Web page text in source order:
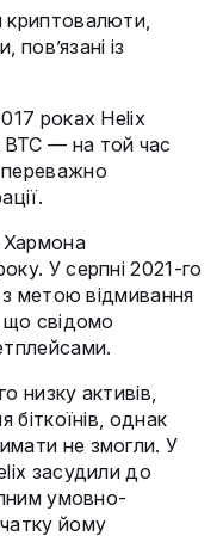
криптовалюти,
пов’язані із
роках Helix
— на той час
Хармона
У серпні 2021-го
з метою відмивання
що свідомо
низку активів,
біткоїнів, однак
не змогли. У
засудили до
умовно-
йому